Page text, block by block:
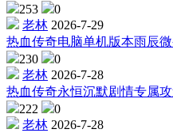
253
0
老林 2026-7-29
热血传奇电脑单机版本雨辰
230
0
老林 2026-7-28
热血传奇永恒沉默剧情专属
222
0
老林 2026-7-28